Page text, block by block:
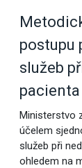
postupu
služeb
pacienta
Ministerstvo
účelem
služeb při
ohledem na